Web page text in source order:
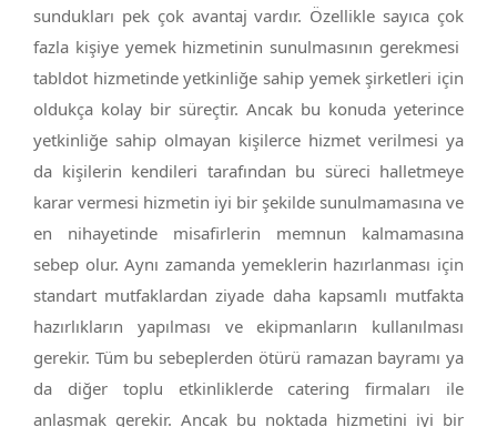
sundukları pek çok avantaj vardır. Özellikle sayıca çok
fazla kişiye yemek hizmetinin sunulmasının gerekmesi
tabldot hizmetinde yetkinliğe sahip yemek şirketleri için
oldukça kolay bir süreçtir. Ancak bu konuda yeterince
yetkinliğe sahip olmayan kişilerce hizmet verilmesi ya
da kişilerin kendileri tarafından bu süreci halletmeye
karar vermesi hizmetin iyi bir şekilde sunulmamasına ve
en nihayetinde misafirlerin memnun kalmamasına
sebep olur. Aynı zamanda yemeklerin hazırlanması için
standart mutfaklardan ziyade daha kapsamlı mutfakta
hazırlıkların yapılması ve ekipmanların kullanılması
gerekir. Tüm bu sebeplerden ötürü ramazan bayramı ya
da diğer toplu etkinliklerde catering firmaları ile
anlaşmak gerekir. Ancak bu noktada hizmetini iyi bir